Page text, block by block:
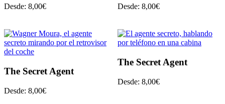
Desde: 8,00€ Desde: 8,00€
The Secret Agent
Desde: 8,00€
The Secret Agent
Desde: 8,00€